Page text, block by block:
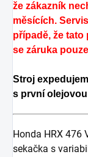
že zákazník
měsících.
případě, že
se záruka
Stroj
s první
Honda HRX 476
sekačka s